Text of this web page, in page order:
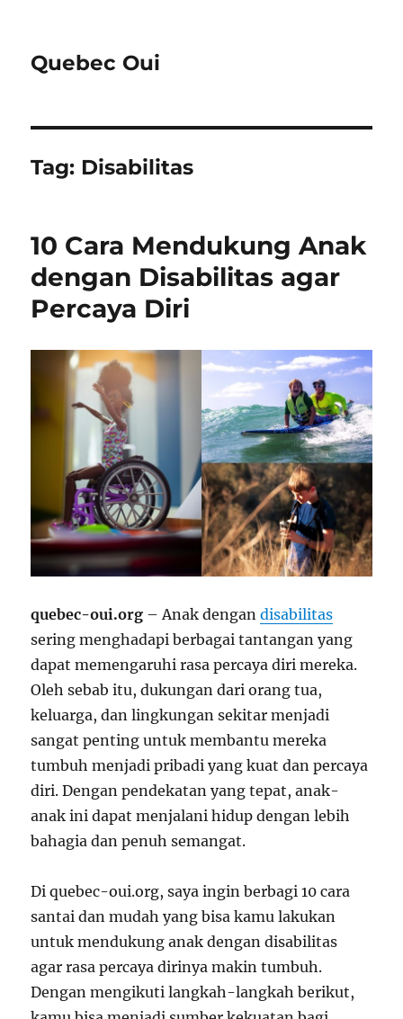
Quebec Oui
Tag: Disabilitas
10 Cara Mendukung Anak
dengan Disabilitas agar
Percaya Diri
quebec-oui.org – Anak dengandisabilitas
sering menghadapi berbagai tantangan yang
dapat memengaruhi rasa percaya diri mereka.
Oleh sebab itu, dukungan dari orang tua,
keluarga, dan lingkungan sekitar menjadi
sangat penting untuk membantu mereka
tumbuh menjadi pribadi yang kuat dan percaya
diri. Dengan pendekatan yang tepat, anak-
anak ini dapat menjalani hidup dengan lebih
bahagia dan penuh semangat.
Di quebec-oui.org, saya ingin berbagi 10 cara
santai dan mudah yang bisa kamu lakukan
untuk mendukung anak dengan disabilitas
agar rasa percaya dirinya makin tumbuh.
Dengan mengikuti langkah-langkah berikut,